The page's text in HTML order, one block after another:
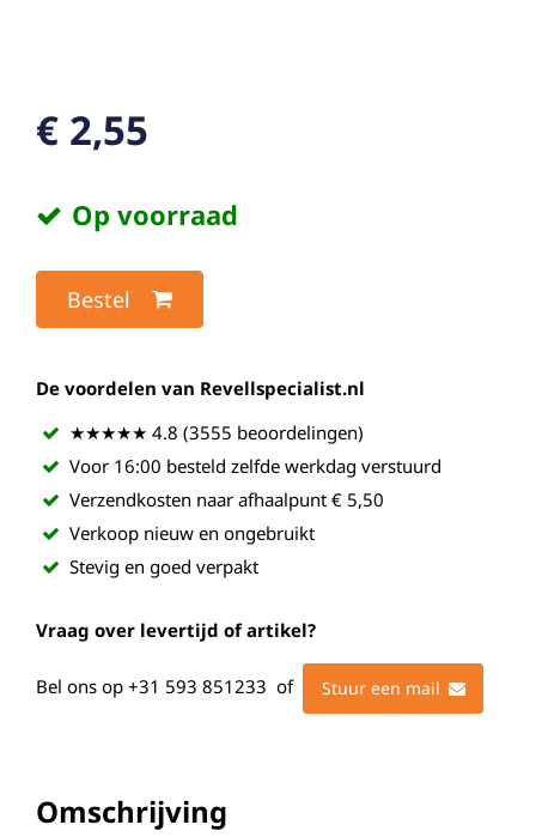
€ 2,55
Op voorraad
Bestel
De voordelen van Revellspecialist.nl
★★★★★ 4.8 (3555 beoordelingen)
Voor 16:00 besteld zelfde werkdag verstuurd
Verzendkosten naar afhaalpunt € 5,50
Verkoop nieuw en ongebruikt
Stevig en goed verpakt
Vraag over levertijd of artikel?
Bel ons op +31 593 851233 of Stuur een mail
Omschrijving